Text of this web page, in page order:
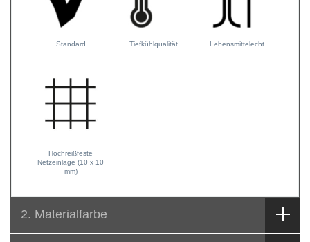
Standard Tiefkühlqualität Lebensmittelecht
Hochreißfeste
Netzeinlage (10 x 10
mm)
2. Materialfarbe